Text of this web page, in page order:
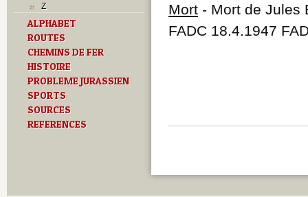
Z
ALPHABET
ROUTES
CHEMINS DE FER
HISTOIRE
PROBLEME JURASSIEN
SPORTS
SOURCES
REFERENCES
Mort - Mort de Jules
FADC 18.4.1947